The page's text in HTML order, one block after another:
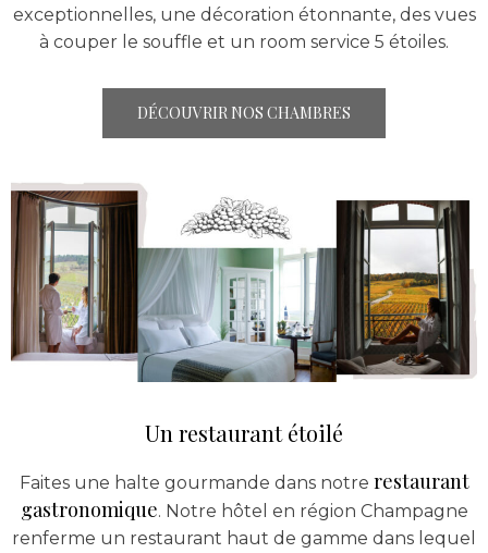
exceptionnelles, une décoration étonnante, des vues
à couper le souffle et un room service 5 étoiles.
DÉCOUVRIR NOS CHAMBRES
Un restaurant étoilé
Faites une halte gourmande dans notre restaurant
gastronomique. Notre hôtel en région Champagne
renferme un restaurant haut de gamme dans lequel